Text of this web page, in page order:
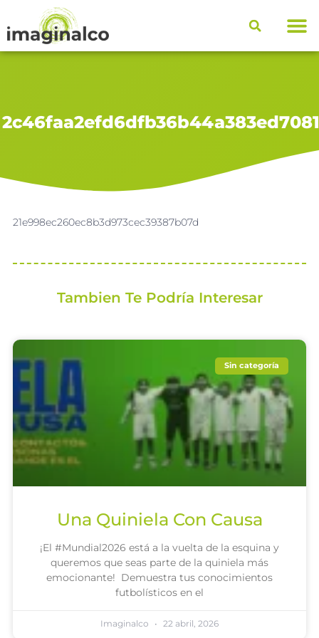
21e998ec260ec8b3d973cec39387b07d
Tambien Te Podría Interesar
Sin categoría
Una Quiniela Con Causa
¡El #Mundial2026 está a la vuelta de la esquina y
queremos que seas parte de la quiniela más
emocionante! Demuestra tus conocimientos
futbolísticos en el
Imaginalco 22 abril, 2026